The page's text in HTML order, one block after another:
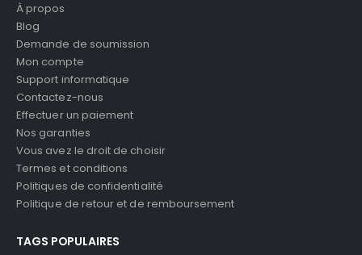
À propos
Blog
Demande de soumission
Mon compte
Support informatique
Contactez-nous
Effectuer un paiement
Nos garanties
Vous avez le droit de choisir
Termes et conditions
Politiques de confidentialité
Politique de retour et de remboursement
TAGS POPULAIRES